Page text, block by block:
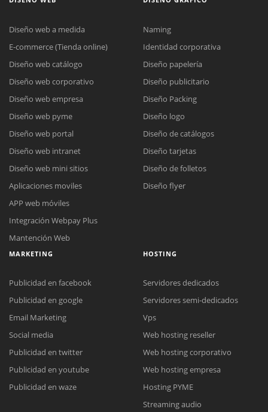
Reunión online
Meet para la reunión online.
Cotización
Chat Online
Todos nuestros ejecutivos están fuera de línea. Complete el formulario
Diseño web a medida
E-commerce (Tienda online)
Diseño web catálogo
Diseño web corporativo
Diseño web empresa
Diseño web pyme
Diseño web portal
Diseño web intranet
Diseño web mini sitios
Aplicaciones moviles
APP web móviles
Integración Webpay Plus
Mantención Web
Naming
Identidad corporativa
Diseño papelería
Diseño publicitario
Diseño Packing
Diseño logo
Diseño de catálogos
Diseño tarjetas
Diseño de folletos
Diseño flyer
MARKETING
Publicidad en facebook
Publicidad en google
Email Marketing
Social media
Publicidad en twitter
Publicidad en youtube
Publicidad en waze
HOSTING
Servidores dedicados
Servidores semi-dedicados
Vps
Web hosting reseller
Web hosting corporativo
Web hosting empresa
Hosting PYME
Streaming audio